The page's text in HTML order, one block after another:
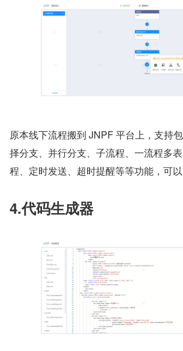
原本线下流程搬到 JNPF 平台上，支持
择分支、并行分支、子流程、一流程多
程、定时发送、超时提醒等等功能，可以
4.代码生成器